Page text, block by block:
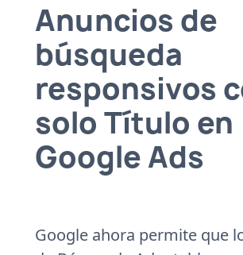
Anuncios de
búsqueda
responsivos
solo Título en
Google Ads
Google ahora permite que